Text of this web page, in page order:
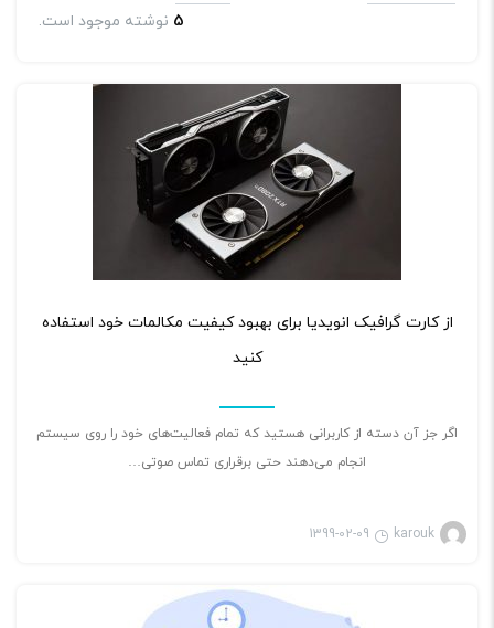
5 نوشته موجود است.
از کارت گرافیک انویدیا برای بهبود کیفیت مکالمات خود استفاده
کنید
اگر جز آن دسته از کاربرانی هستید که تمام فعالیت‌های خود را روی سیستم
انجام می‌دهند حتی برقراری تماس صوتی…
karouk
1399-02-09